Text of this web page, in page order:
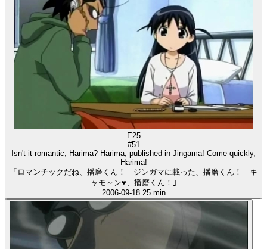
E25
#51
Isn't it romantic, Harima? Harima, published in Jingama! Come quickly,
Harima!
「ロマンチックだね、播磨くん！ ジンガマに載った、播磨くん！ キ
ャモ～ン♥、播磨くん！｣
2006-09-18 25 min